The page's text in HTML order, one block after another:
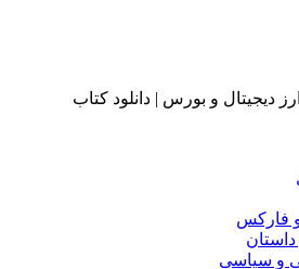
دیجیتال و بورس | دانلود کتاب
فارکس
و سیاسی